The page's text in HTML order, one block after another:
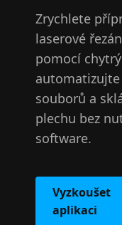
Zrychlete
laserové
pomocí
automatizujte
souborů a
plechu bez
software.
Vyzkoušet
aplikaci